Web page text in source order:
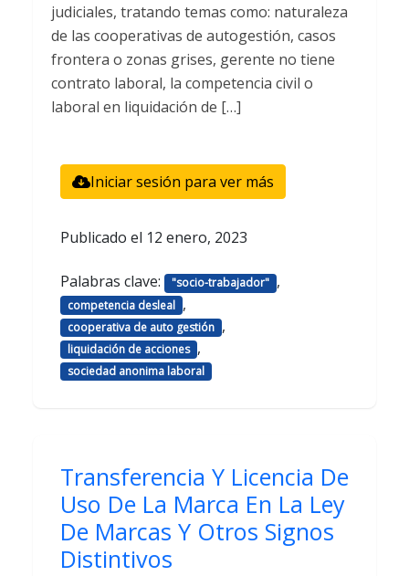
judiciales, tratando temas como: naturaleza
de las cooperativas de autogestión, casos
frontera o zonas grises, gerente no tiene
contrato laboral, la competencia civil o
laboral en liquidación de […]
Iniciar sesión para ver más
Publicado el 12 enero, 2023
Palabras clave: "socio-trabajador" ,
competencia desleal ,
cooperativa de auto gestión ,
liquidación de acciones ,
sociedad anonima laboral
Transferencia Y Licencia De
Uso De La Marca En La Ley
De Marcas Y Otros Signos
Distintivos